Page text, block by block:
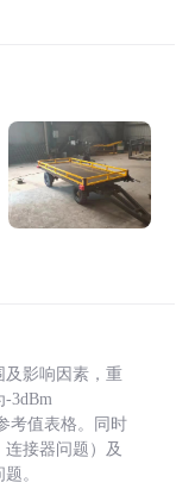
及影响因素，重
-3dBm
考值表格。同时
接器问题）及
。